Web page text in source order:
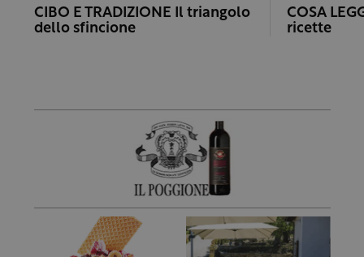
CIBO E TRADIZIONE Il triangolo
dello sfincione
COSA
ricette